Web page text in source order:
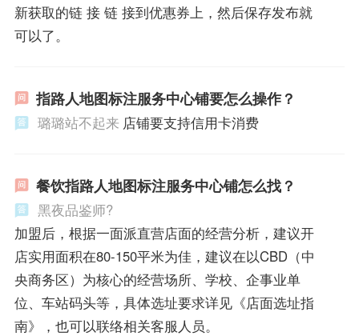
新获取的链 接 链 接到优惠券上，然后保存发布就
可以了。
指路人地图标注服务中心铺要怎么操作？
璐璐站不起来 店铺要支持信用卡消费
餐饮指路人地图标注服务中心铺怎么找？
黑夜品鉴师?
加盟后，根据一面派直营店面的经营分析，建议开
店实用面积在80-150平米为佳，建议在以CBD（中
央商务区）为核心的经营场所、学校、企事业单
位、车站码头等，具体选址要求详见《店面选址指
南》，也可以联络相关客服人员。